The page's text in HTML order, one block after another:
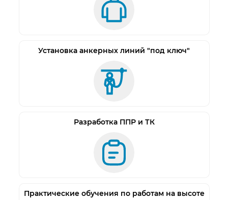
расслаивается в связи с отсутствием слоев и
резинки (1 см) не перетягивают руку
Применение: пищевая промышленность
медицинская промышленность, химическая
Толщина: 0,15 мм. (150 микрон)
Установка анкерных линий "под ключ"
Разработка ППР и ТК
Практические обучения по работам на высоте